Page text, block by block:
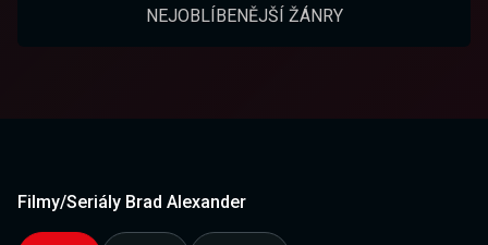
NEJOBLÍBENĚJŠÍ ŽÁNRY
Filmy/Seriály Brad Alexander